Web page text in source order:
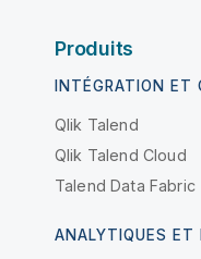
Produits
INTÉGRATION ET
Qlik Talend
Qlik Talend Cloud
Talend Data Fabric
ANALYTIQUES ET